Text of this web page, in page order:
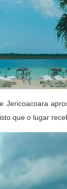
Jericoacoara
que o lugar